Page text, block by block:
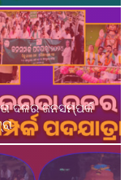
ଦଳର ଜନସମ୍ପର୍କ